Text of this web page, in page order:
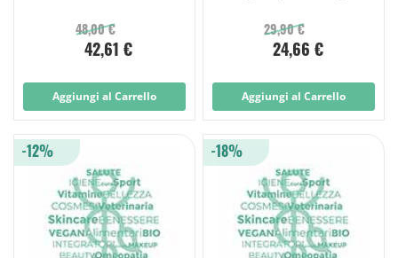
Glutine e Lattosio
48,00 €
42,61 €
Aggiungi al Carrello
29,90 €
24,66 €
Aggiungi al Carrello
-12% -18%